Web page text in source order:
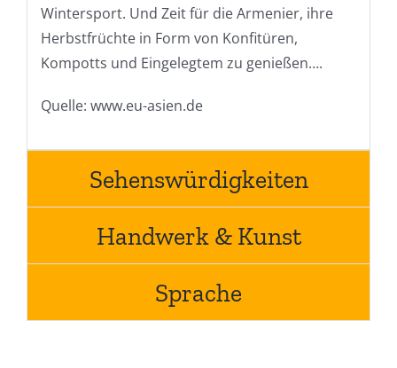
Wintersport. Und Zeit für die Armenier, ihre
Herbstfrüchte in Form von Konfitüren,
Kompotts und Eingelegtem zu genießen….
Quelle: www.eu-asien.de
Sehenswürdigkeiten
Handwerk & Kunst
Sprache